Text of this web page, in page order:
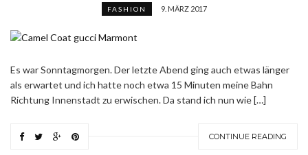
FASHION 9. MÄRZ 2017
Es war Sonntagmorgen. Der letzte Abend ging auch etwas länger
als erwartet und ich hatte noch etwa 15 Minuten meine Bahn
Richtung Innenstadt zu erwischen. Da stand ich nun wie […]
CONTINUE READING